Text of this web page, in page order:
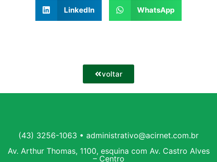
LinkedIn WhatsApp
voltar
(43) 3256-1063 • administrativo@acirnet.com.br
Av. Arthur Thomas, 1100, esquina com Av. Castro Alves
– Centro